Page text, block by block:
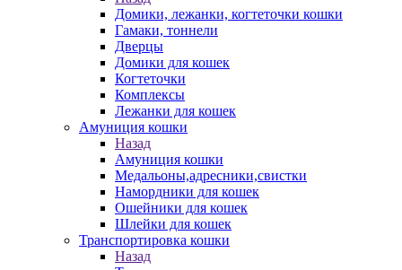
Домики, лежанки, когтеточки кошки
Гамаки, тоннели
Дверцы
Домики для кошек
Когтеточки
Комплексы
Лежанки для кошек
Амуниция кошки
Назад
Амуниция кошки
Медальоны,адресники,свистки
Намордники для кошек
Ошейники для кошек
Шлейки для кошек
Транспортировка кошки
Назад